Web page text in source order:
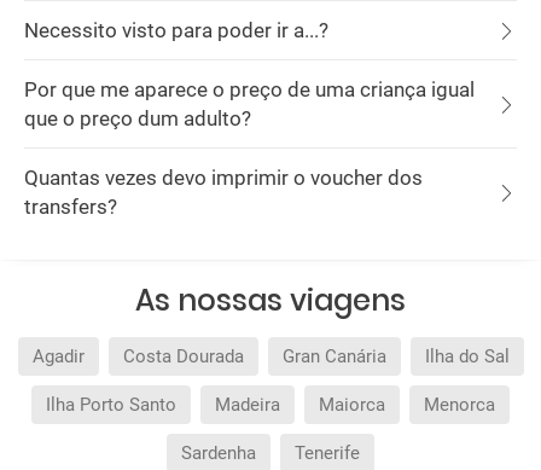
Necessito visto para poder ir a...?
Por que me aparece o preço de uma criança igual
que o preço dum adulto?
Quantas vezes devo imprimir o voucher dos
transfers?
As nossas viagens
Agadir Costa Dourada Gran Canária Ilha do Sal
Ilha Porto Santo Madeira Maiorca Menorca
Sardenha Tenerife